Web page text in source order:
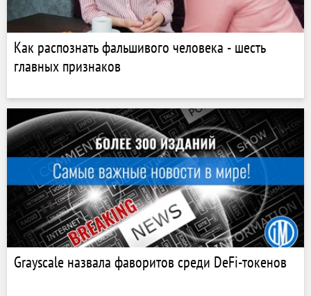
Как распознать фальшивого человека - шесть
главных признаков
Grayscale назвала фаворитов среди DeFi-токенов